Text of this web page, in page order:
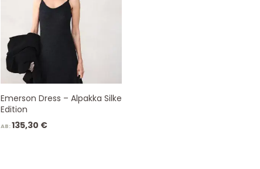
Emerson Dress – Alpakka Silke
Edition
AB:135,30 €